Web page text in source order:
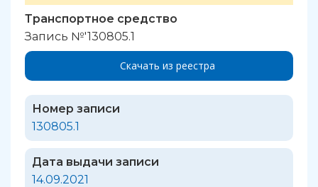
Транспортное средство
Запись №'130805.1
Скачать из реестра
Номер записи
130805.1
Дата выдачи записи
14.09.2021